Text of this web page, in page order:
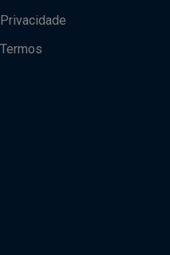
Privacidade
Termos